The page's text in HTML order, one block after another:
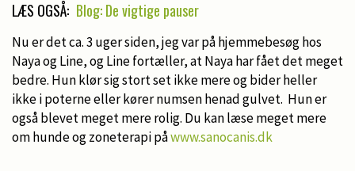
LÆS OGSÅ: Blog: De vigtige pauser
Nu er det ca. 3 uger siden, jeg var på hjemmebesøg hos
Naya og Line, og Line fortæller, at Naya har fået det meget
bedre. Hun klør sig stort set ikke mere og bider heller
ikke i poterne eller kører numsen henad gulvet. Hun er
også blevet meget mere rolig. Du kan læse meget mere
om hunde og zoneterapi påwww.sanocanis.dk